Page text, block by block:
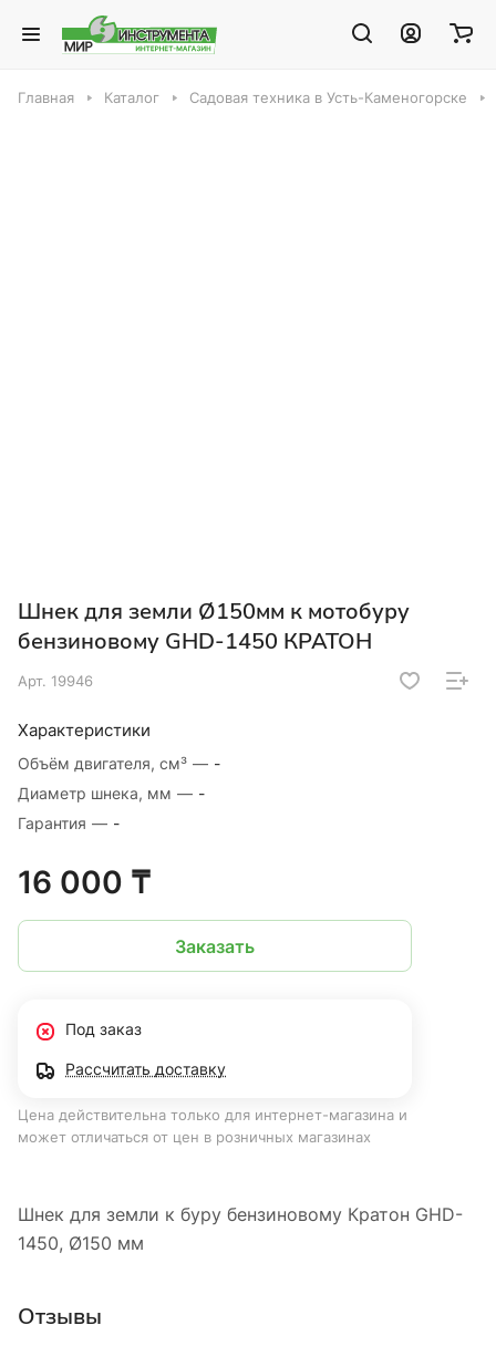
Главная Каталог Садовая техника в Усть-Каменогорске
Шнек для земли Ø150мм к мотобуру
бензиновому GHD-1450 КРАТОН
Арт. 19946
Характеристики
Объём двигателя, см³ — -
Диаметр шнека, мм — -
Гарантия — -
16 000 ₸
Заказать
Под заказ
Рассчитать доставку
Цена действительна только для интернет-магазина и
может отличаться от цен в розничных магазинах
Шнек для земли к буру бензиновому Кратон GHD-
1450, Ø150 мм
Отзывы